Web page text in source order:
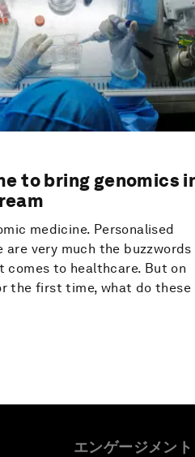
to bring genomics
medicine. Personalised
are very much the
comes to healthcare. But on
the first time, what do these
エンゲージメント